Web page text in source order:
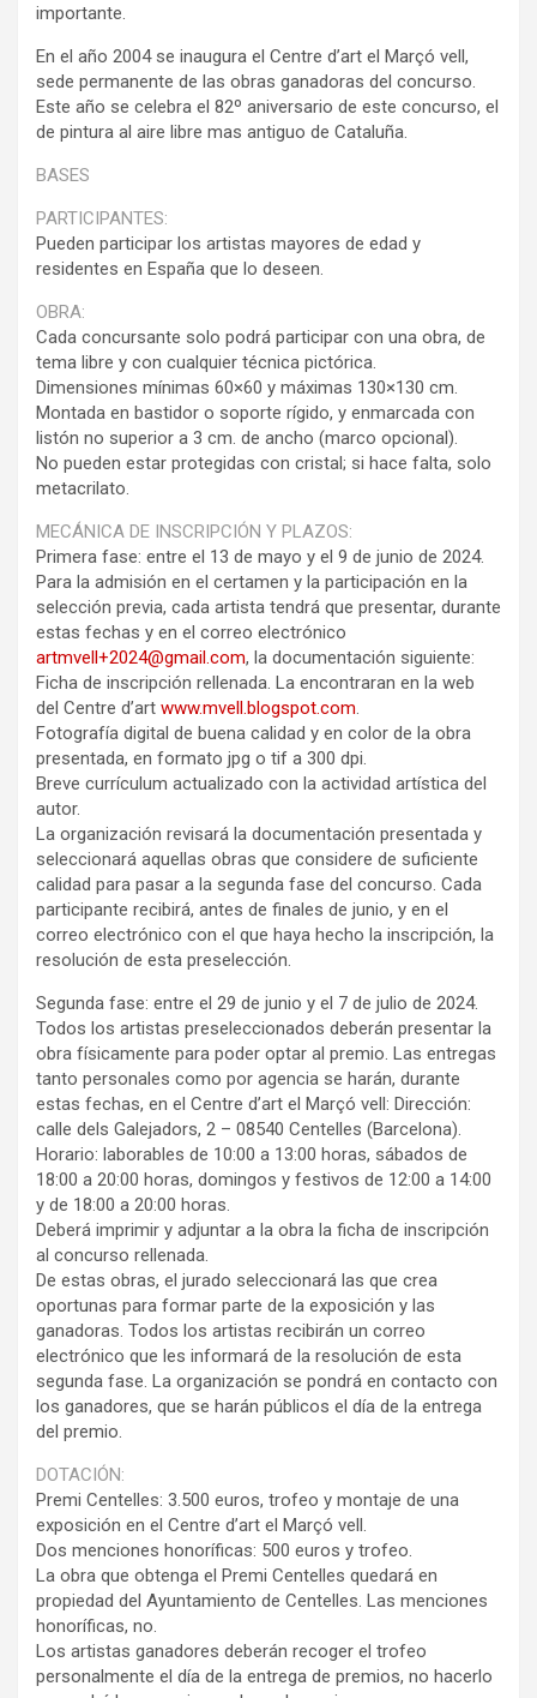
importante.
En el año 2004 se inaugura el Centre d’art el Marçó vell,
sede permanente de las obras ganadoras del concurso.
Este año se celebra el 82º aniversario de este concurso, el
de pintura al aire libre mas antiguo de Cataluña.
BASES
PARTICIPANTES:
Pueden participar los artistas mayores de edad y
residentes en España que lo deseen.
OBRA:
Cada concursante solo podrá participar con una obra, de
tema libre y con cualquier técnica pictórica.
Dimensiones mínimas 60×60 y máximas 130×130 cm.
Montada en bastidor o soporte rígido, y enmarcada con
listón no superior a 3 cm. de ancho (marco opcional).
No pueden estar protegidas con cristal; si hace falta, solo
metacrilato.
MECÁNICA DE INSCRIPCIÓN Y PLAZOS:
Primera fase: entre el 13 de mayo y el 9 de junio de 2024.
Para la admisión en el certamen y la participación en la
selección previa, cada artista tendrá que presentar, durante
estas fechas y en el correo electrónico
artmvell+2024@gmail.com, la documentación siguiente:
Ficha de inscripción rellenada. La encontraran en la web
del Centre d’art www.mvell.blogspot.com.
Fotografía digital de buena calidad y en color de la obra
presentada, en formato jpg o tif a 300 dpi.
Breve currículum actualizado con la actividad artística del
autor.
La organización revisará la documentación presentada y
seleccionará aquellas obras que considere de suficiente
calidad para pasar a la segunda fase del concurso. Cada
participante recibirá, antes de finales de junio, y en el
correo electrónico con el que haya hecho la inscripción, la
resolución de esta preselección.
Segunda fase: entre el 29 de junio y el 7 de julio de 2024.
Todos los artistas preseleccionados deberán presentar la
obra físicamente para poder optar al premio. Las entregas
tanto personales como por agencia se harán, durante
estas fechas, en el Centre d’art el Marçó vell: Dirección:
calle dels Galejadors, 2 – 08540 Centelles (Barcelona).
Horario: laborables de 10:00 a 13:00 horas, sábados de
18:00 a 20:00 horas, domingos y festivos de 12:00 a 14:00
y de 18:00 a 20:00 horas.
Deberá imprimir y adjuntar a la obra la ficha de inscripción
al concurso rellenada.
De estas obras, el jurado seleccionará las que crea
oportunas para formar parte de la exposición y las
ganadoras. Todos los artistas recibirán un correo
electrónico que les informará de la resolución de esta
segunda fase. La organización se pondrá en contacto con
los ganadores, que se harán públicos el día de la entrega
del premio.
DOTACIÓN:
Premi Centelles: 3.500 euros, trofeo y montaje de una
exposición en el Centre d’art el Marçó vell.
Dos menciones honoríficas: 500 euros y trofeo.
La obra que obtenga el Premi Centelles quedará en
propiedad del Ayuntamiento de Centelles. Las menciones
honoríficas, no.
Los artistas ganadores deberán recoger el trofeo
personalmente el día de la entrega de premios, no hacerlo